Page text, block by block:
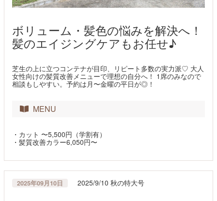
ボリューム・髪色の悩みを解決へ！
髪のエイジングケアもお任せ♪
芝生の上に立つコンテナが目印、リピート多数の実力派♡ 大人
女性向けの髪質改善メニューで理想の自分へ！ 1席のみなので
相談もしやすい。予約は月〜金曜の平日が◎！
MENU
・カット 〜5,500円（学割有）
・髪質改善カラー6,050円〜
2025年09月10日 2025/9/10 秋の特大号